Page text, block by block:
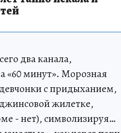
два канала,
«60 минут». Морозная
с придыханием,
жилетке,
- нет), символизируя…